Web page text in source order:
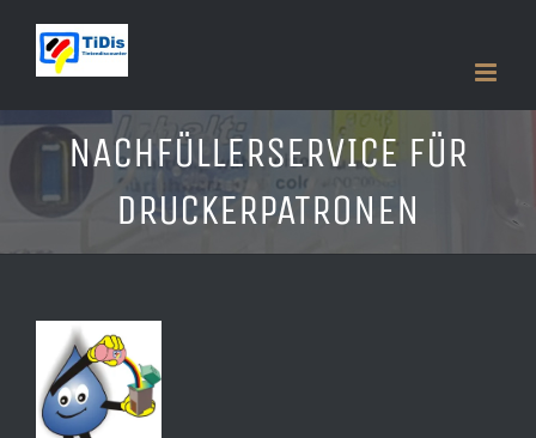
Inhalt
NACHFÜLLERSERVICE FÜR
DRUCKERPATRONEN